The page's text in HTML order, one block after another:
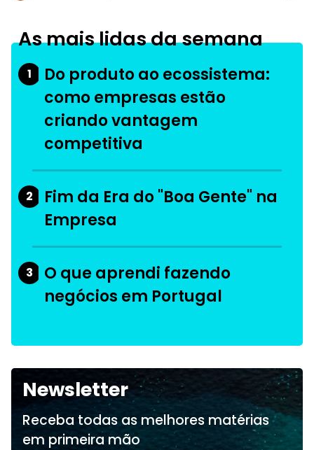
As mais lidas da semana
1
Do produto ao ecossistema:
como empresas estão
criando vantagem
competitiva
2
Fim da Era do "Boa Gente" na
Empresa
3
O que aprendi fazendo
negócios em Portugal
Newsletter
Receba todas as melhores matérias
em primeira mão